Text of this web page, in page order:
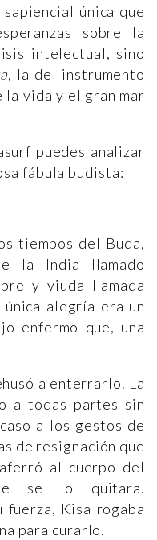
única que
sobre la
intelectual, sino
, la del instrumento
la vida y el gran mar
puedes analizar
fábula budista:
tiempos del Buda,
la India llamado
y viuda llamada
única alegría era un
enfermo que, una
a enterrarlo. La
a todas partes sin
a los gestos de
de resignación que
al cuerpo del
se lo quitara.
fuerza, Kisa rogaba
para curarlo.